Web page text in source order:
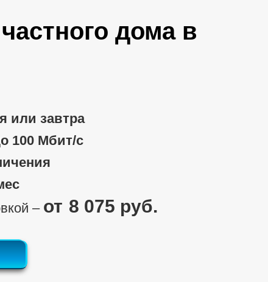
дома в
или завтра
100 Мбит/c
‒
8 075 руб.